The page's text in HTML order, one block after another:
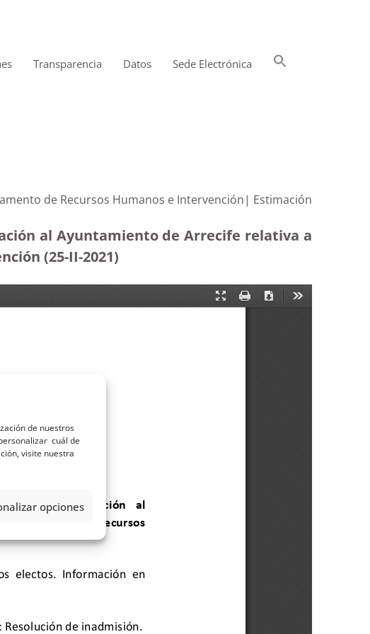
de nuestros
cuál de
visite nuestra
opciones
Transparencia Datos Sede Electrónica
de Recursos Humanos e Intervención| Estimación
al Ayuntamiento de Arrecife relativa a
(25-II-2021)